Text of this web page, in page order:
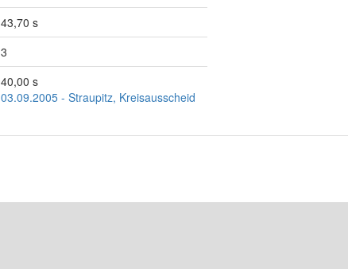
43,70 s
3
40,00 s
03.09.2005 - Straupitz, Kreisausscheid